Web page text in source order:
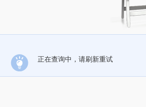
正在查询中，请刷新重试